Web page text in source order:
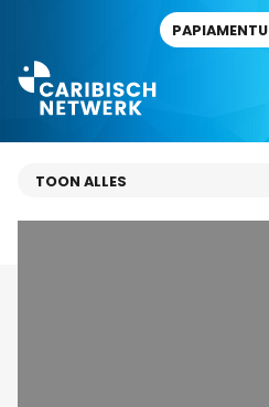
PAPIAMENTU